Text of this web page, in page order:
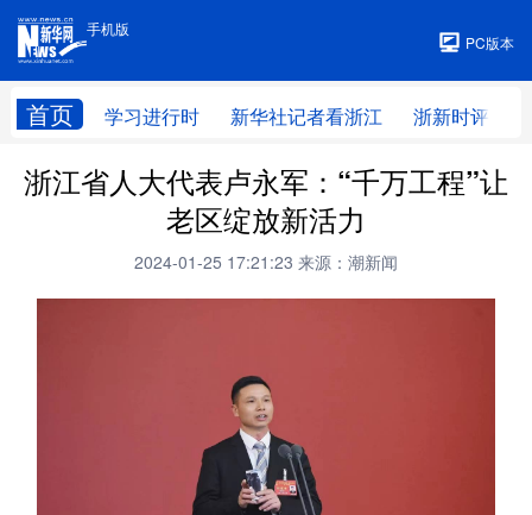
手机版
PC版本
首页 学习进行时 新华社记者看浙江 浙新时评
手机版
浙江省人大代表卢永军：“千万工程”让
老区绽放新活力
2024-01-25 17:21:23 来源：潮新闻